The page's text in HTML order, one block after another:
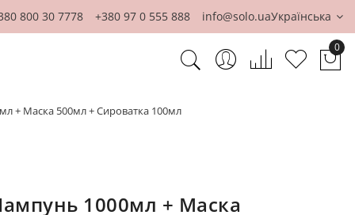
800 30 7778 +380 97 0 555 888 info@solo.uaУкраїнська
0
+ Маска 500мл + Сироватка 100мл
1000мл + Маска